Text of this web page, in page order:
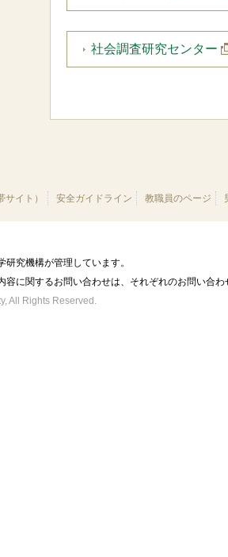
社会調査研究センター
イト） 安全ガイドライン 教職員のページ
究機構が管理しています。
容に関するお問い合わせは、それぞれのお問い合
All Rights Reserved.